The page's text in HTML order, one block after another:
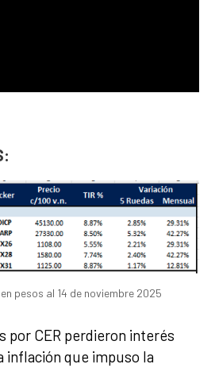
pesos al 14 de noviembre 2025
por CER perdieron interés
inflación que impuso la